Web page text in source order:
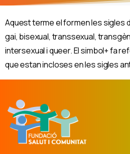
Aquest terme el formen les sigles
gai, bisexual, transsexual,
intersexual i queer. El simbol+ fa
que estan incloses en les sigles